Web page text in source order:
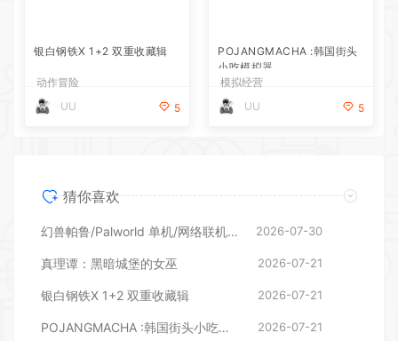
银白钢铁X 1+2 双重收藏辑
动作冒险
UU
5
POJANGMACHA :韩国街头
小吃模拟器
模拟经营
UU
5
猜你喜欢
幻兽帕鲁/Palworld 单机/网络联机 （更新v1.0.1.10619） 2026-07-30
真理谭：黑暗城堡的女巫 2026-07-21
银白钢铁X 1+2 双重收藏辑 2026-07-21
POJANGMACHA :韩国街头小吃模拟器 2026-07-21